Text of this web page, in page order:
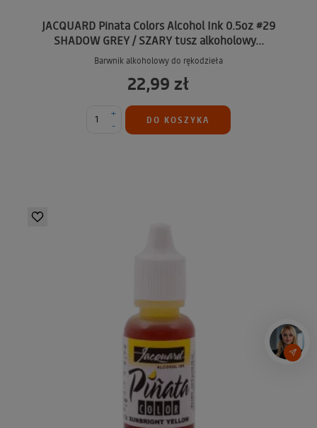
JACQUARD Pinata Colors Alcohol Ink 0.5oz #29
SHADOW GREY / SZARY tusz alkoholowy...
Barwnik alkoholowy do rękodzieła
22,99 zł
-
+
DO KOSZYKA